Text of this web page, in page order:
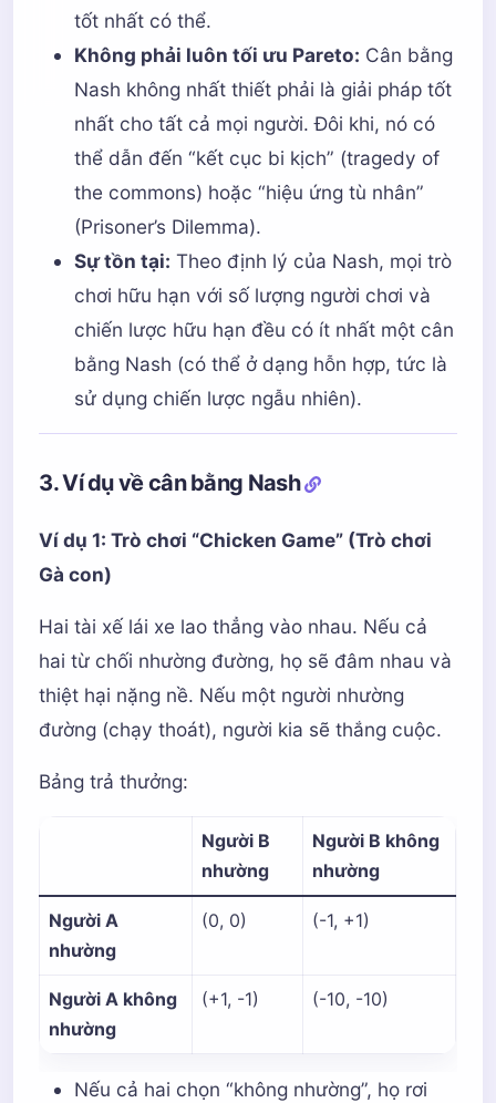
tốt nhất có thể.
Không phải luôn tối ưu Pareto: Cân bằng
Nash không nhất thiết phải là giải pháp tốt
nhất cho tất cả mọi người. Đôi khi, nó có
thể dẫn đến “kết cục bi kịch” (tragedy of
the commons) hoặc “hiệu ứng tù nhân”
(Prisoner’s Dilemma).
Sự tồn tại: Theo định lý của Nash, mọi trò
chơi hữu hạn với số lượng người chơi và
chiến lược hữu hạn đều có ít nhất một cân
bằng Nash (có thể ở dạng hỗn hợp, tức là
sử dụng chiến lược ngẫu nhiên).
3. Ví dụ về cân bằng Nash
Ví dụ 1: Trò chơi “Chicken Game” (Trò chơi
Gà con)
Hai tài xế lái xe lao thẳng vào nhau. Nếu cả
hai từ chối nhường đường, họ sẽ đâm nhau và
thiệt hại nặng nề. Nếu một người nhường
đường (chạy thoát), người kia sẽ thắng cuộc.
Bảng trả thưởng:
Người B
nhường
Người B không
nhường
Người A
nhường
(0, 0) (-1, +1)
Người A không
nhường
(+1, -1) (-10, -10)
Nếu cả hai chọn “không nhường”, họ rơi